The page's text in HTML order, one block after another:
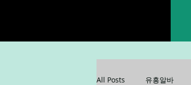
All Posts 유흥알바